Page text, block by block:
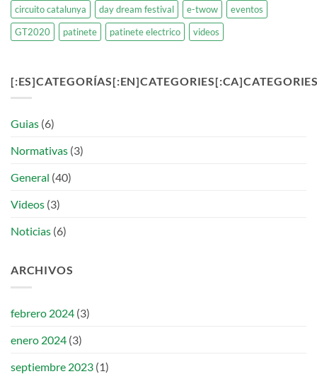
circuito catalunya day dream festival e-twow
eventos
GT2020
patinete patinete electrico videos
Guias (6)
Normativas (3)
General (40)
Videos (3)
Noticias (6)
ARCHIVOS
febrero 2024 (3)
enero 2024 (3)
septiembre 2023 (1)